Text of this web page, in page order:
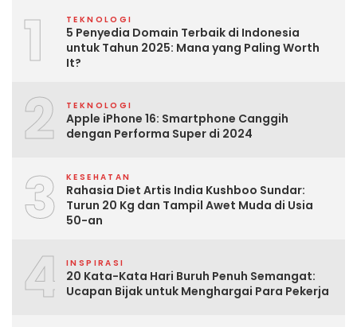
1 TEKNOLOGI
5 Penyedia Domain Terbaik di Indonesia
untuk Tahun 2025: Mana yang Paling Worth
It?
2 TEKNOLOGI
Apple iPhone 16: Smartphone Canggih
dengan Performa Super di 2024
3 KESEHATAN
Rahasia Diet Artis India Kushboo Sundar:
Turun 20 Kg dan Tampil Awet Muda di Usia
50-an
4 INSPIRASI
20 Kata-Kata Hari Buruh Penuh Semangat:
Ucapan Bijak untuk Menghargai Para Pekerja